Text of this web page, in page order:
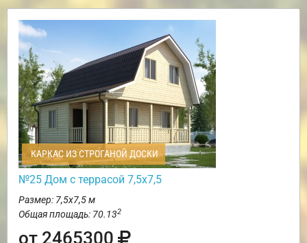
КАРКАС ИЗ СТРОГАНОЙ ДОСКИ
№25 Дом с террасой 7,5х7,5
Размер: 7,5х7,5 м
Общая площадь: 70.132
от 2465300